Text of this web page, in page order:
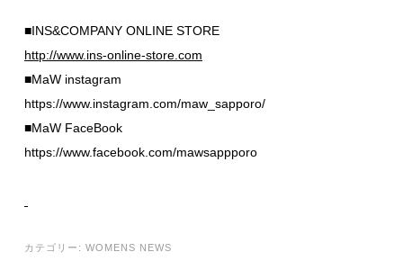
■INS&COMPANY ONLINE STORE
http://www.ins-online-store.com
■MaW instagram
https://www.instagram.com/maw_sapporo/
■MaW FaceBook
https://www.facebook.com/mawsappporo
カテゴリー: WOMENS NEWS